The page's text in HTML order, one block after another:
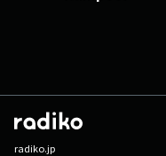
radiko.jp